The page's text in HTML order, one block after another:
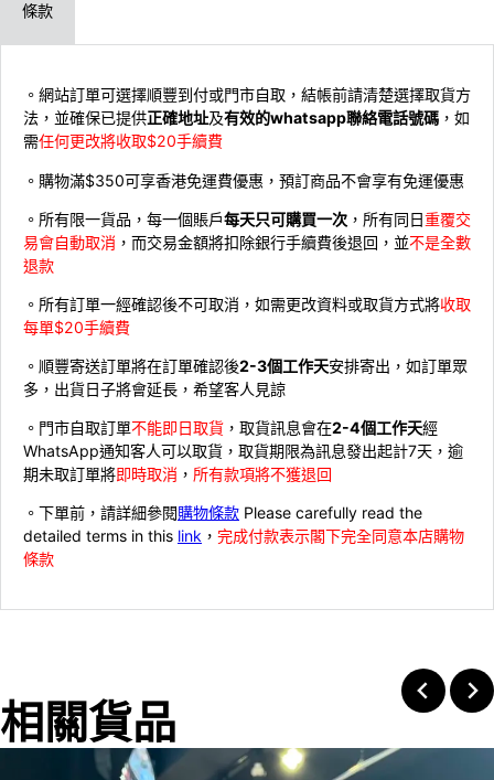
條款
。網站訂單可選擇順豐到付或門市自取，結帳前請清楚選擇取貨方
法，並確保已提供正確地址及有效的whatsapp聯絡電話號碼 ，如
需任何更改將收取$20手續費
。購物滿$350可享香港免運費優惠，預訂商品不會享有免運優惠
。所有限一貨品，每一個賬戶每天只可購買一次 ，所有同日重覆交
易會自動取消 ，而交易金額將扣除銀行手續費後退回，並不是全數
退款
。所有訂單一經確認後不可取消，如需更改資料或取貨方式將收取
每單$20手續費
。順豐寄送訂單將在訂單確認後2-3個工作天安排寄出，如訂單眾
多，出貨日子將會延長，希望客人見諒
。門市自取訂單不能即日取貨 ，取貨訊息會在2-4個工作天經
WhatsApp通知客人可以取貨，取貨期限為訊息發出起計7天，逾
期未取訂單將即時取消 ， 所有款項將不獲退回
。下單前，請詳細參閱購物條款 Please carefully read the
detailed terms in this link ， 完成付款表示閣下完全同意本店購物
條款
相關貨品